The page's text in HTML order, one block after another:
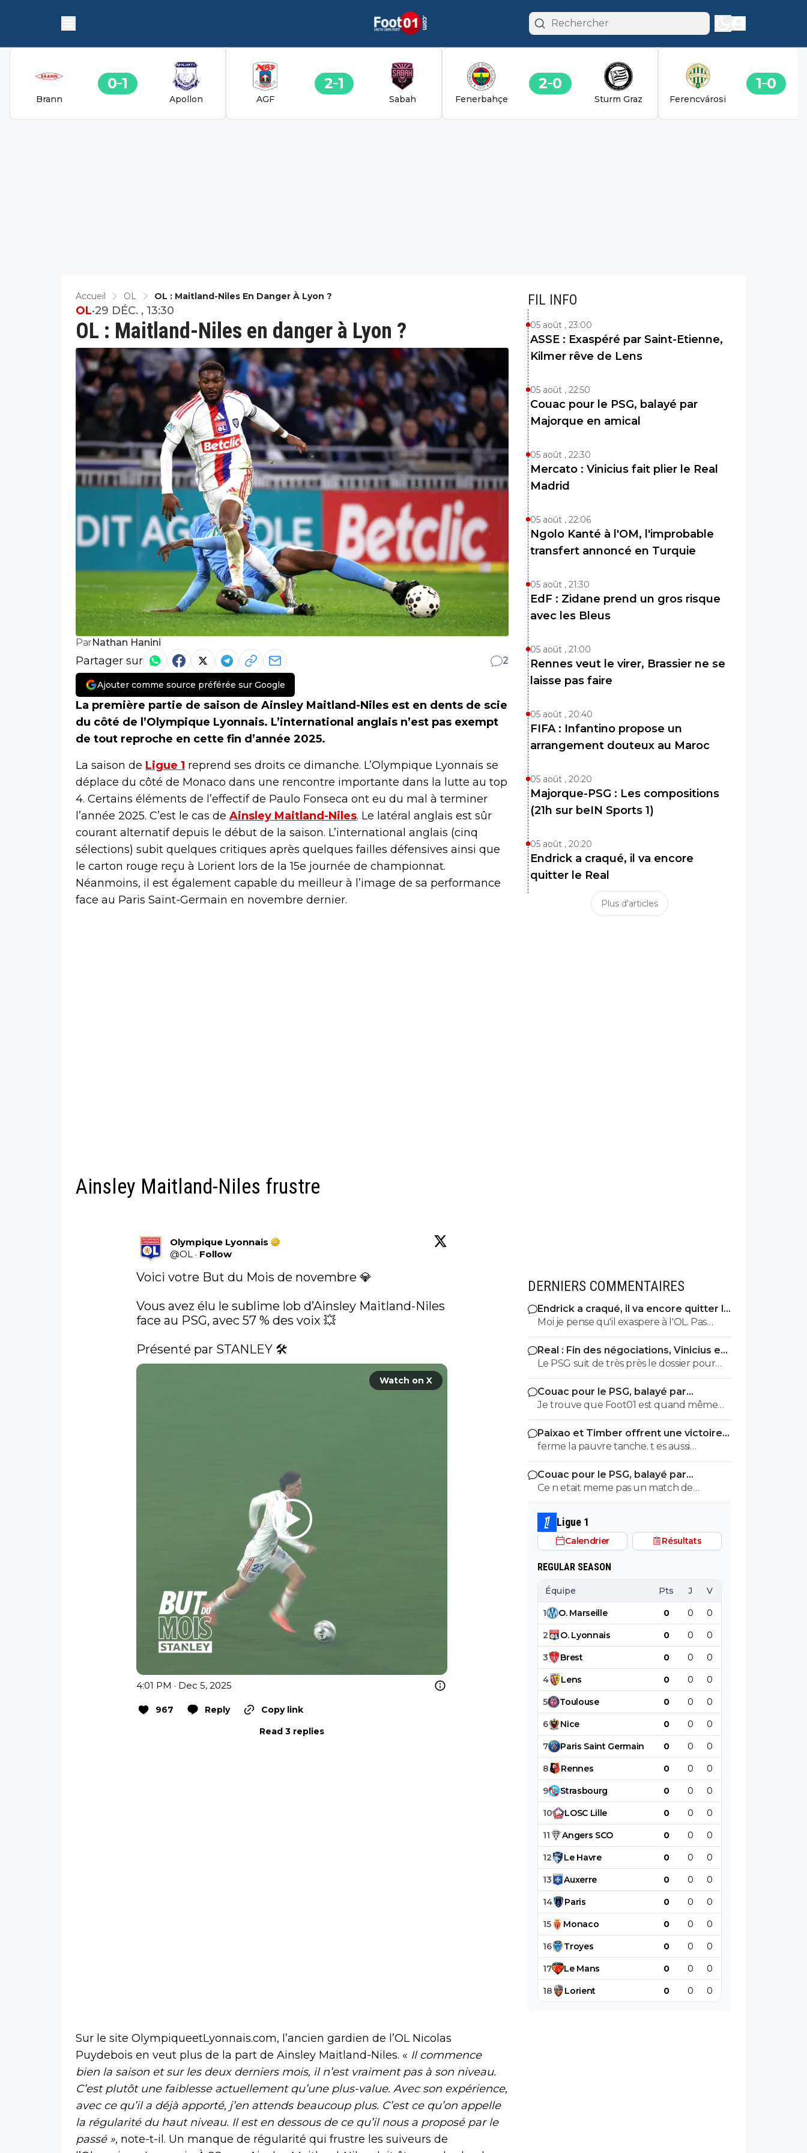
Brann
0 1
Apollon AGF
2 1
Sabah Fenerbahçe
2 0
Sturm Graz Ferencvárosi
1 0
Accueil OL OL : Maitland-Niles En Danger À Lyon ?
OL : Maitland-Niles en danger à Lyon ?
OL•29 DÉC. , 13:30
ParNathan Hanini
Partager sur 2
Ajouter comme source préférée sur Google
La première partie de saison de Ainsley Maitland-Niles est en dents de scie
du côté de l’Olympique Lyonnais. L’international anglais n’est pas exempt
de tout reproche en cette fin d’année 2025.
La saison de Ligue 1 reprend ses droits ce dimanche. L’Olympique Lyonnais se
déplace du côté de Monaco dans une rencontre importante dans la lutte au top
4. Certains éléments de l’effectif de Paulo Fonseca ont eu du mal à terminer
l’année 2025. C’est le cas de Ainsley Maitland-Niles. Le latéral anglais est sûr
courant alternatif depuis le début de la saison. L’international anglais (cinq
sélections) subit quelques critiques après quelques failles défensives ainsi que
le carton rouge reçu à Lorient lors de la 15e journée de championnat.
Néanmoins, il est également capable du meilleur à l’image de sa performance
face au Paris Saint-Germain en novembre dernier.
Ainsley Maitland-Niles frustre
Olympique Lyonnais
@OL · Follow
Voici votre But du Mois de novembre 💎
Vous avez élu le sublime lob d’Ainsley Maitland-Niles
face au PSG, avec 57 % des voix 💥
Présenté par STANLEY 🛠️
Watch on X
4:01 PM · Dec 5, 2025
967 Reply
Copy link
Read 3 replies
Sur le site OlympiqueetLyonnais.com, l’ancien gardien de l’OL Nicolas
Puydebois en veut plus de la part de Ainsley Maitland-Niles. « Il commence
bien la saison et sur les deux derniers mois, il n’est vraiment pas à son niveau.
C’est plutôt une faiblesse actuellement qu’une plus-value. Avec son expérience,
avec ce qu’il a déjà apporté, j’en attends beaucoup plus. C’est ce qu’on appelle
la régularité du haut niveau. Il est en dessous de ce qu’il nous a proposé par le
passé », note-t-il. Un manque de régularité qui frustre les suiveurs de
FIL INFO
05 août , 23:00
ASSE : Exaspéré par Saint-Etienne,
Kilmer rêve de Lens
05 août , 22:50
Couac pour le PSG, balayé par
Majorque en amical
05 août , 22:30
Mercato : Vinicius fait plier le Real
Madrid
05 août , 22:06
Ngolo Kanté à l'OM, l'improbable
transfert annoncé en Turquie
05 août , 21:30
EdF : Zidane prend un gros risque
avec les Bleus
05 août , 21:00
Rennes veut le virer, Brassier ne se
laisse pas faire
05 août , 20:40
FIFA : Infantino propose un
arrangement douteux au Maroc
05 août , 20:20
Majorque-PSG : Les compositions
(21h sur beIN Sports 1)
05 août , 20:20
Endrick a craqué, il va encore
quitter le Real
Plus d'articles
DERNIERS COMMENTAIRES
Endrick a craqué, il va encore quitter le
Real
Moi je pense qu'il exaspere à l'OL. Pas
persuadé qu'on souhaite le voir revenir.
Apres tres sincèrement nos problèmes
actuels ne se posent pas trop a son poste.
On a bien d'autres choses a améliorer
avant....
Real : Fin des négociations, Vinicius en
route pour Arsenal
Le PSG suit de très près le dossier pour
Vinicius.
Couac pour le PSG, balayé par
Majorque en amical
Je trouve que Foot01 est quand même
discret... alors que si l'OL ou l'OM prend 3 à
0... tu as toutes les fouines (elles se
reconnaitront) qui rigolent durant une
semaine... et ce même si c'est un match
amical.
Paixao et Timber offrent une victoire
convaincante à l'OM
ferme la pauvre tanche. t es aussi
marseillais que Atton..... mythos
Couac pour le PSG, balayé par
Majorque en amical
Ce n etait meme pas un match de
preparation, juste un match programmé
automatiquement lors de l achat de Lee...
Ligue 1
Calendrier Résultats
REGULAR SEASON
Équipe Pts J V
1 O. Marseille 0 0 0
2 O. Lyonnais 0 0 0
3 Brest 0 0 0
4 Lens 0 0 0
5 Toulouse 0 0 0
6 Nice 0 0 0
7 Paris Saint Germain 0 0 0
8 Rennes 0 0 0
9 Strasbourg 0 0 0
10 LOSC Lille 0 0 0
11 Angers SCO 0 0 0
12 Le Havre 0 0 0
13 Auxerre 0 0 0
14 Paris 0 0 0
15 Monaco 0 0 0
16 Troyes 0 0 0
17 Le Mans 0 0 0
18 Lorient 0 0 0